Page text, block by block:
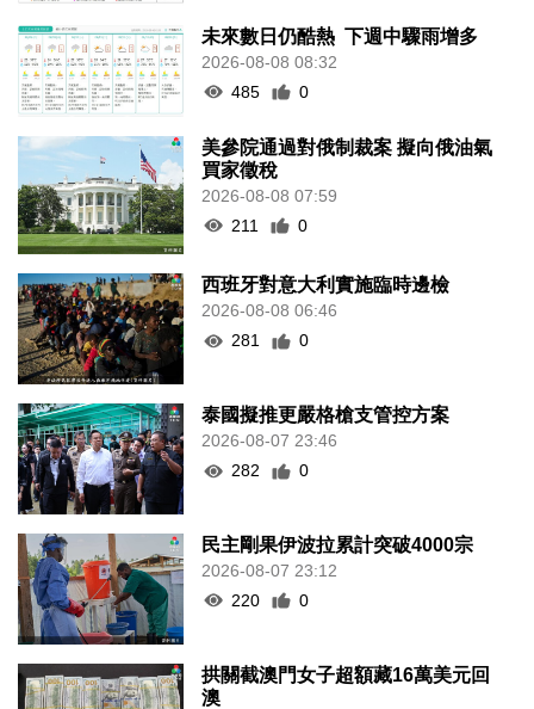
未來數日仍酷熱 下週中驟雨增多
2026-08-08 08:32
485
0
美參院通過對俄制裁案 擬向俄油氣
買家徵稅
2026-08-08 07:59
211
0
西班牙對意大利實施臨時邊檢
2026-08-08 06:46
281
0
泰國擬推更嚴格槍支管控方案
2026-08-07 23:46
282
0
民主剛果伊波拉累計突破4000宗
2026-08-07 23:12
220
0
拱關截澳門女子超額藏16萬美元回
澳